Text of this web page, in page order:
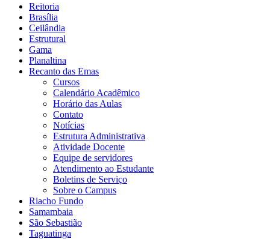
Reitoria
Brasília
Ceilândia
Estrutural
Gama
Planaltina
Recanto das Emas
Cursos
Calendário Acadêmico
Horário das Aulas
Contato
Notícias
Estrutura Administrativa
Atividade Docente
Equipe de servidores
Atendimento ao Estudante
Boletins de Serviço
Sobre o Campus
Riacho Fundo
Samambaia
São Sebastião
Taguatinga